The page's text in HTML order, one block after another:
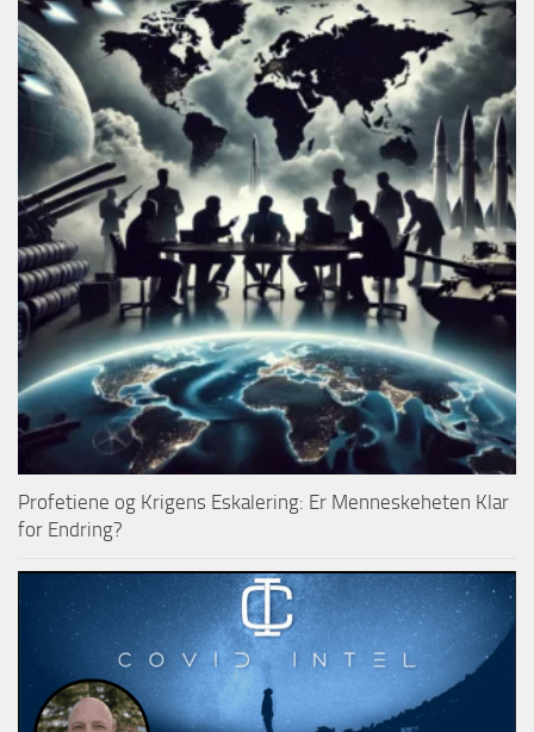
Profetiene og Krigens Eskalering: Er Menneskeheten Klar
for Endring?